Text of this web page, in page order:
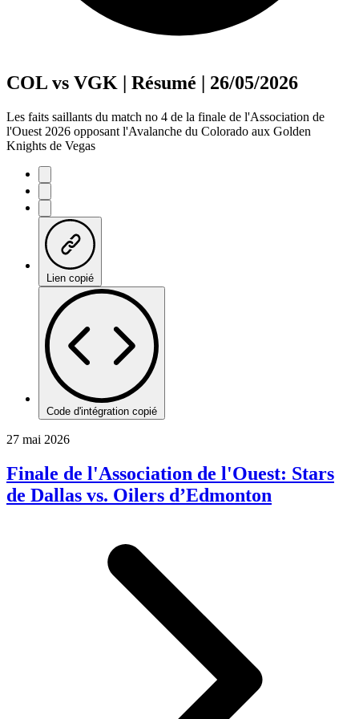
COL vs VGK | Résumé | 26/05/2026
Les faits saillants du match no 4 de la finale de l'Association de
l'Ouest 2026 opposant l'Avalanche du Colorado aux Golden
Knights de Vegas
Lien copié
Code d'intégration copié
27 mai 2026
Finale de l'Association de l'Ouest: Stars
de Dallas vs. Oilers d’Edmonton